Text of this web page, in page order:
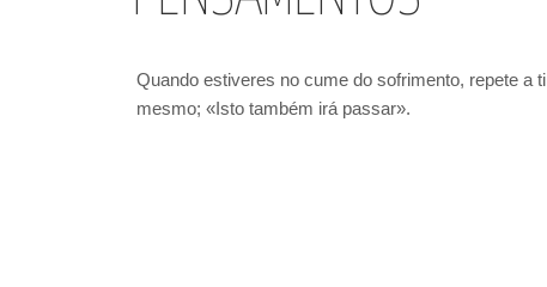
Quando estiveres no cume do sofrimento, repete a ti
mesmo; «Isto também irá passar».